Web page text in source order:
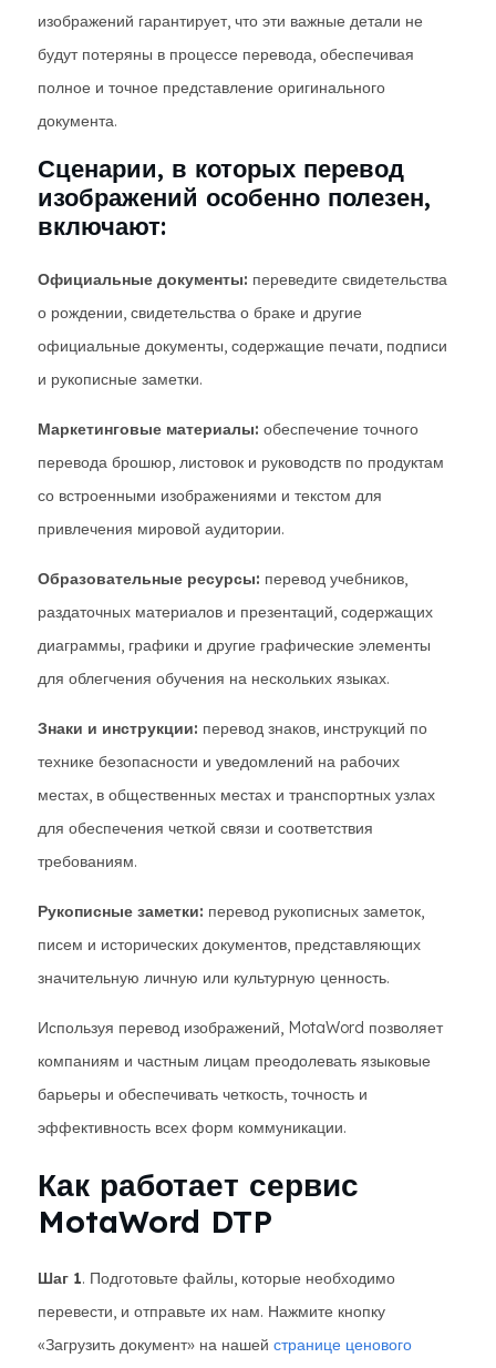
изображений гарантирует, что эти важные детали не
будут потеряны в процессе перевода, обеспечивая
полное и точное представление оригинального
документа.
Сценарии, в которых перевод
изображений особенно полезен,
включают:
Официальные документы: переведите свидетельства
о рождении, свидетельства о браке и другие
официальные документы, содержащие печати, подписи
и рукописные заметки.
Маркетинговые материалы: обеспечение точного
перевода брошюр, листовок и руководств по продуктам
со встроенными изображениями и текстом для
привлечения мировой аудитории.
Образовательные ресурсы: перевод учебников,
раздаточных материалов и презентаций, содержащих
диаграммы, графики и другие графические элементы
для облегчения обучения на нескольких языках.
Знаки и инструкции: перевод знаков, инструкций по
технике безопасности и уведомлений на рабочих
местах, в общественных местах и транспортных узлах
для обеспечения четкой связи и соответствия
требованиям.
Рукописные заметки: перевод рукописных заметок,
писем и исторических документов, представляющих
значительную личную или культурную ценность.
Используя перевод изображений, MotaWord позволяет
компаниям и частным лицам преодолевать языковые
барьеры и обеспечивать четкость, точность и
эффективность всех форм коммуникации.
Как работает сервис
MotaWord DTP
Шаг 1. Подготовьте файлы, которые необходимо
перевести, и отправьте их нам. Нажмите кнопку
«Загрузить документ» на нашей странице ценового